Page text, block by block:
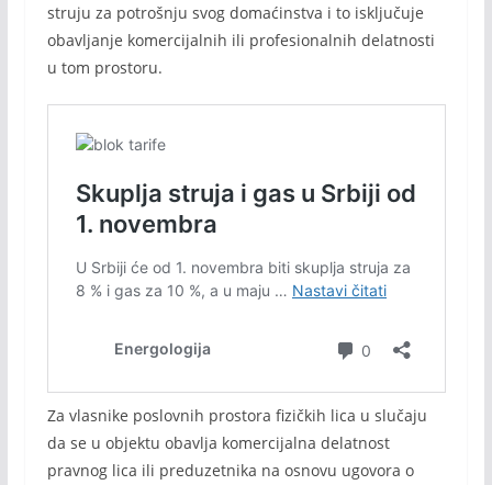
struju za potrošnju svog domaćinstva i to isključuje
obavljanje komercijalnih ili profesionalnih delatnosti
u tom prostoru.
Za vlasnike poslovnih prostora fizičkih lica u slučaju
da se u objektu obavlja komercijalna delatnost
pravnog lica ili preduzetnika na osnovu ugovora o